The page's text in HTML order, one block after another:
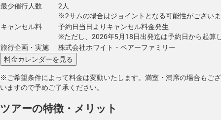
最少催行人数
2人
※2サムの場合はジョイントとなる可能性がござい
キャンセル料
予約日当日よりキャンセル料金発生
※ただし、2026年5月18日出発迄は予約日から起算
旅行企画・実施
株式会社ホワイト・ベアーファミリー
※ご希望条件によって料金は変動いたします。満室・満席の場合もござ
いますので予めご了承ください。
ツアーの特徴・メリット